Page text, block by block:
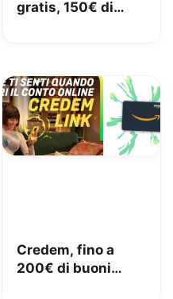
gratis, 150€ di
Credem, fino a
200€ di buoni